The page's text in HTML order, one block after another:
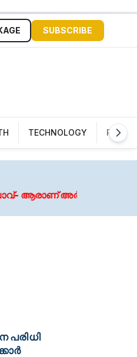
SUBSCRIBE
TECHNOLOGY
ആയങ്കി?
പരിധി